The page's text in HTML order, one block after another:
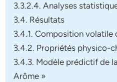
3.3.2.4. Analyses
3.4. Résultats
3.4.1. Composition volatile
3.4.2. Propriétés physico-
3.4.3. Modèle prédictif de
Arôme »